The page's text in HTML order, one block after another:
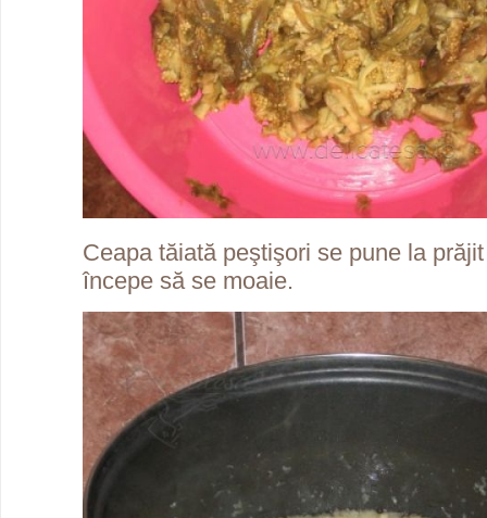
Ceapa tăiată peştişori se pune la
începe să se moaie.